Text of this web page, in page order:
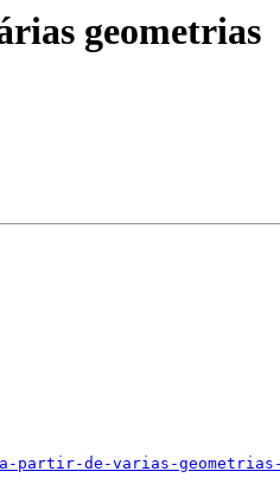
geometrias
partir-de-varias-geometrias-